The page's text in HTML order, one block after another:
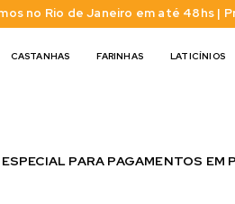
no Rio de Janeiro em até 48hs |
CASTANHAS FARINHAS LATICÍNIOS
PARA PAGAMENTOS EM